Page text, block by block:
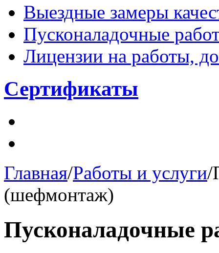
Выездные замеры
Пусконаладочные
Лицензии на работы,
Сертификаты
Главная/Работы и услуги/
(шефмонтаж)
Пусконаладочные